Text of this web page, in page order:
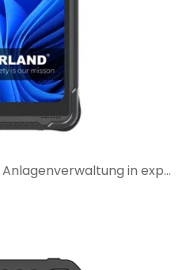
Barcode vs. RFID für die Anlagenverwaltung in explosionsgefährdeten Bereichen: Was ist besser für Ihren Arbeitsablauf?